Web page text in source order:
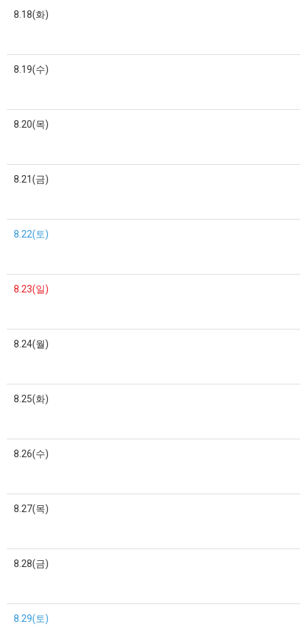
8.18(화)
8.19(수)
8.20(목)
8.21(금)
8.22(토)
8.23(일)
8.24(월)
8.25(화)
8.26(수)
8.27(목)
8.28(금)
8.29(토)